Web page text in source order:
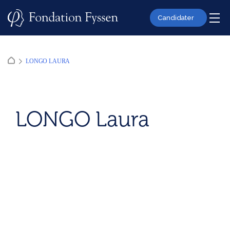
Candidater
LONGO LAURA
LONGO Laura